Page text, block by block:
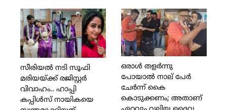
സീരിയല്‍ നടി സൂഫി
മരിയയ്ക്ക് രജിസ്റ്റര്‍
വിവാഹം.. ഹാപ്പി
കപ്പിള്‍സ് നായികയെ
ഒരാള്‍ തളര്‍ന്നു
പോയാല്‍ നാല് പേര്‍
ചേര്‍ന്ന് കൈ
കൊടുക്കണം; അതാണ്